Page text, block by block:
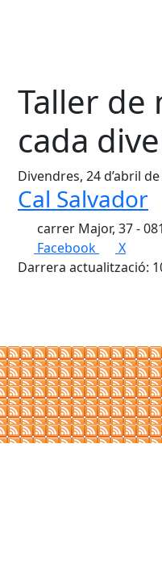
Taller de
cada
Divendres, 24 d’abril
Cal Salvador
carrer Major, 37 -
Facebook
X
Darrera actualització: